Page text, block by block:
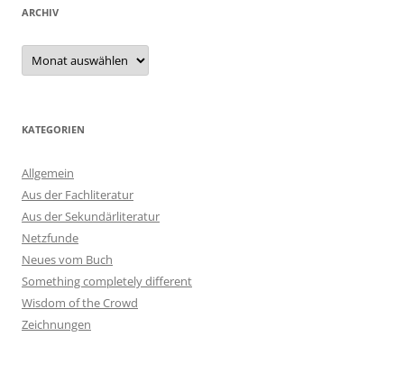
ARCHIV
Archiv
KATEGORIEN
Allgemein
Aus der Fachliteratur
Aus der Sekundärliteratur
Netzfunde
Neues vom Buch
Something completely different
Wisdom of the Crowd
Zeichnungen